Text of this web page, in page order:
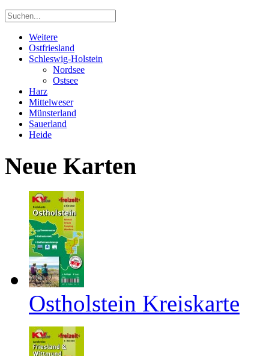
Weitere
Ostfriesland
Schleswig-Holstein
Nordsee
Ostsee
Harz
Mittelweser
Münsterland
Sauerland
Heide
Neue Karten
Ostholstein Kreiskarte